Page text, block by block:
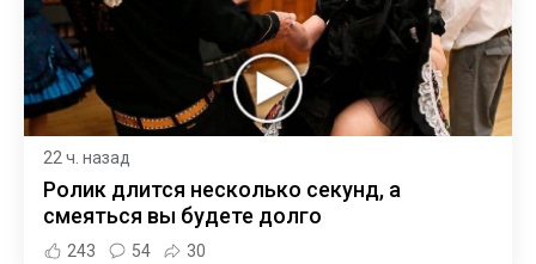
22 ч. назад
Ролик длится несколько секунд, а
смеяться вы будете долго
243 54 30